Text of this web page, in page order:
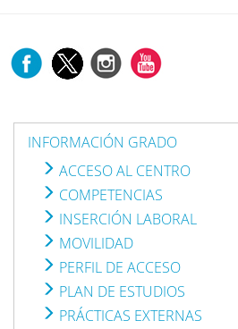
INFORMACIÓN GRADO
ACCESO AL CENTRO
COMPETENCIAS
INSERCIÓN LABORAL
MOVILIDAD
PERFIL DE ACCESO
PLAN DE ESTUDIOS
PRÁCTICAS EXTERNAS